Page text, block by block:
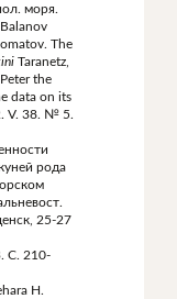
моря.
The
Taranetz,
the
data on its
V. 38. № 5.
рода
25-27
С. 210-
H.